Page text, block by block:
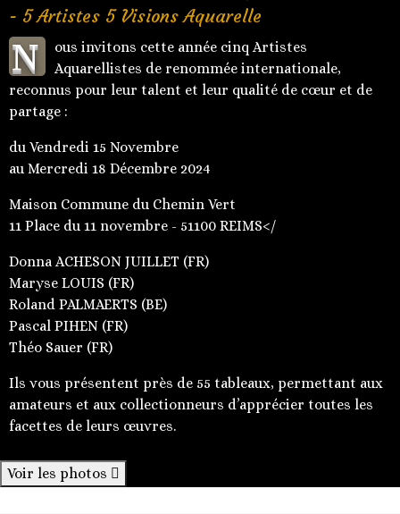
- 5 Artistes 5 Visions Aquarelle
N
ous invitons cette année cinq Artistes
Aquarellistes de renommée internationale,
reconnus pour leur talent et leur qualité de cœur et de
partage :
du Vendredi 15 Novembre
au Mercredi 18 Décembre 2024
Maison Commune du Chemin Vert
11 Place du 11 novembre - 51100 REIMS</
Donna ACHESON JUILLET (FR)
Maryse LOUIS (FR)
Roland PALMAERTS (BE)
Pascal PIHEN (FR)
Théo Sauer (FR)
Ils vous présentent près de 55 tableaux, permettant aux
amateurs et aux collectionneurs d’apprécier toutes les
facettes de leurs œuvres.
Voir les photos